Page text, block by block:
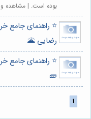
بوده است. | مشاهده
⭐️ راهنمای جامع
رضایی 🌋
⭐️ راهنمای جامع
🧱